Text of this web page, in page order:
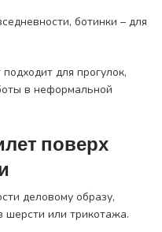
ботинки – для
для прогулок,
в неформальной
поверх
деловому образу,
шерсти или трикотажа.